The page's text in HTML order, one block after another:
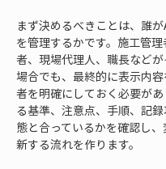
まず決めるべきことは、誰
を管理するかです。施工管
者、現場代理人、職長など
場合でも、最終的に表示内
者を明確にしておく必要が
る基準、注意点、手順、記
態と合っているかを確認し
新する流れを作ります。